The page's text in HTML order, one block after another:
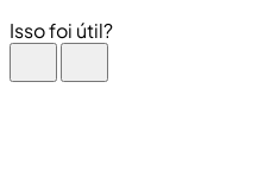
Isso foi útil?